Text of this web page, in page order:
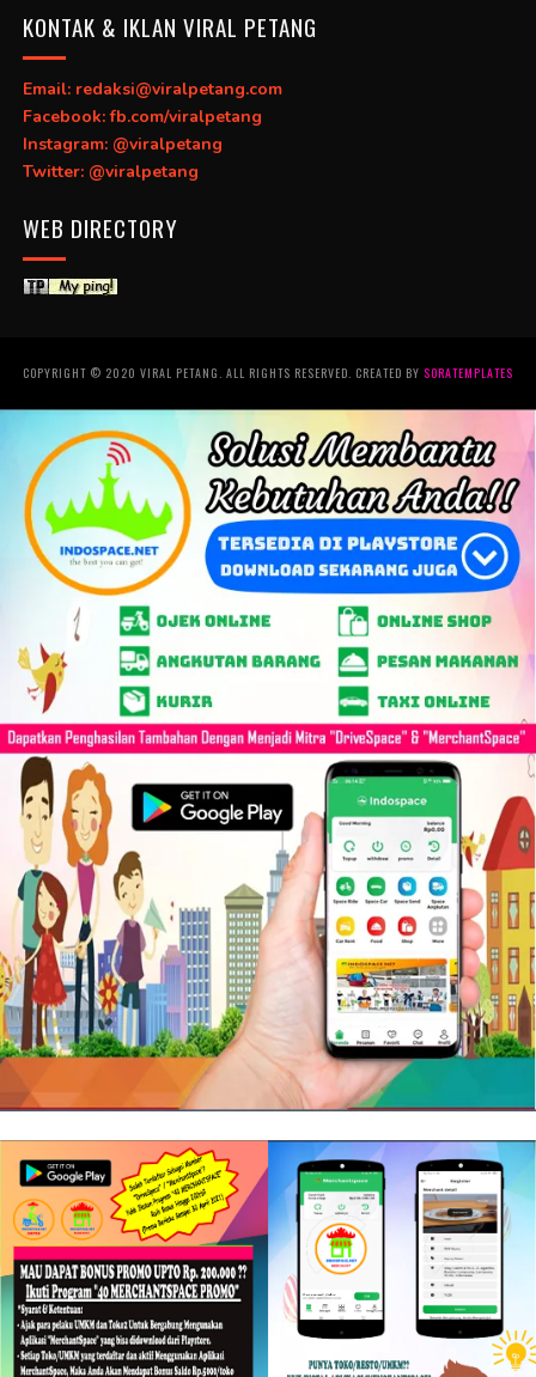
KONTAK & IKLAN VIRAL PETANG
Email: redaksi@viralpetang.com
Facebook: fb.com/viralpetang
Instagram: @viralpetang
Twitter: @viralpetang
WEB DIRECTORY
COPYRIGHT © 2020 VIRAL PETANG. ALL RIGHTS RESERVED. CREATED BY SORATEMPLATES